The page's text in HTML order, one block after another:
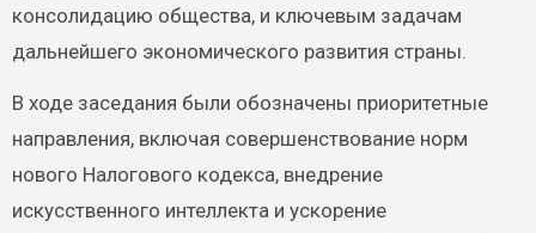
консолидацию общества, и ключевым задачам
дальнейшего экономического развития страны.
В ходе заседания были обозначены приоритетные
направления, включая совершенствование норм
нового Налогового кодекса, внедрение
искусственного интеллекта и ускорение